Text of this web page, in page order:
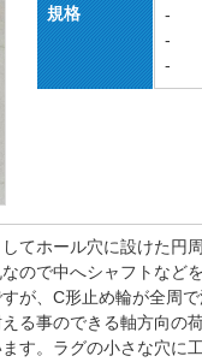
規格
-
-
-
てホール穴に設けた円
ので中へシャフトなど
が、C形止め輪が全周
る事のできる軸方向の
す。ラグの小さな穴に